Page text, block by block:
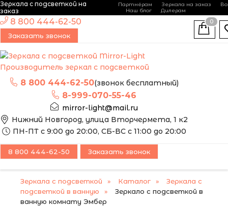
Зеркала с подсветкой на
заказ
Партнёрам Зеркала на заказ
Наш блог
Дилерам
Производитель зеркал с подсветкой
8 800 444-62-50(звонок бесплатный)
8-999-070-55-46
mirror-light@mail.ru
Нижний Новгород, улица Вторчермета, 1 к2
ПН-ПТ с 9:00 до 20:00, СБ-ВС с 11:00 до 20:00
8 800 444-62-50
Заказать звонок
0
8 800 444-62-50 Заказать звонок
Зеркала с подсветкой Каталог
Зеркала с
подсветкой в ванную
Зеркало с подсветкой в
ванную комнату Эмбер
ЭТО ЗЕРКАЛО МЫ
МОЖЕМ ИЗГОТОВИТЬ
ПО ВАШИМ
-